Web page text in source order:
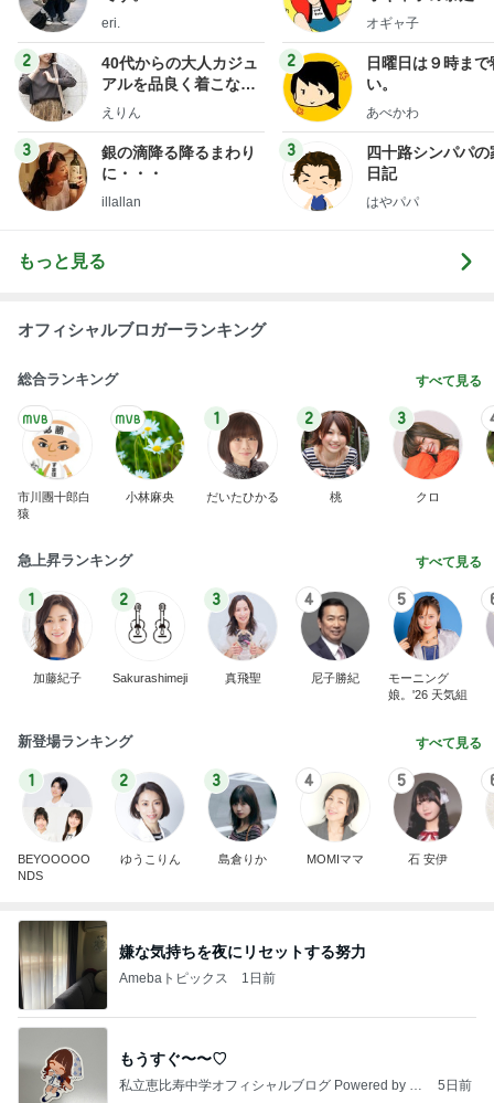
eri.
2
40代からの大人カジュ
アルを品良く着こなす
ファッションブログ
えりん
3
銀の滴降る降るまわり
に・・・
illallan
オギャ子
2
日曜日は９時まで
い。
あべかわ
3
四十路シンパパの
日記
はやパパ
もっと見る
オフィシャルブロガーランキング
総合ランキング すべて見る
市川團十郎白
猿
小林麻央
1
だいたひかる
2
桃
3
クロ
急上昇ランキング すべて見る
1
加藤紀子
2
Sakurashimeji
3
真飛聖
4
尼子勝紀
5
モーニング
娘。'26 天気組
新登場ランキング すべて見る
1
BEYOOOOO
NDS
2
ゆうこりん
3
島倉りか
4
MOMIママ
5
石 安伊
嫌な気持ちを夜にリセットする努力
Amebaトピックス 1日前
もうすぐ〜〜♡
私立恵比寿中学オフィシャルブログ Powered by A
5日前